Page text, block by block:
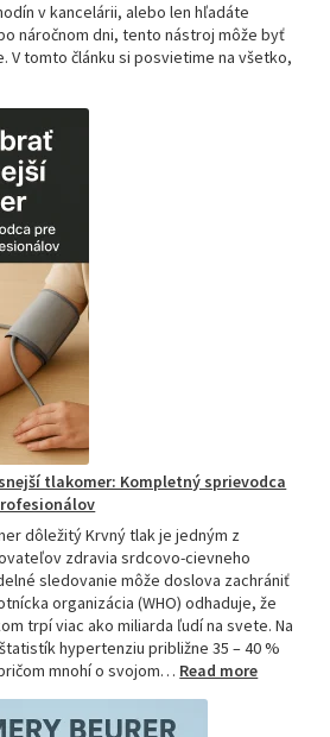
v kancelárii, alebo len hľadáte
náročnom dni, tento nástroj môže byť
V tomto článku si posvietime na všetko,
tlakomer: Kompletný sprievodca
dôležitý Krvný tlak je jedným z
zdravia srdcovo-cievneho
sledovanie môže doslova zachrániť
organizácia (WHO) odhaduje, že
trpí viac ako miliarda ľudí na svete. Na
hypertenziu približne 35 – 40 %
mnohí o svojom… Read more: